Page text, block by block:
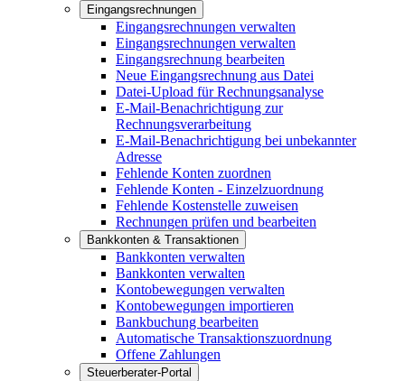
Eingangsrechnungen
Eingangsrechnungen verwalten
Eingangsrechnungen verwalten
Eingangsrechnung bearbeiten
Neue Eingangsrechnung aus Datei
Datei-Upload für Rechnungsanalyse
E-Mail-Benachrichtigung zur
Rechnungsverarbeitung
E-Mail-Benachrichtigung bei unbekannter
Adresse
Fehlende Konten zuordnen
Fehlende Konten - Einzelzuordnung
Fehlende Kostenstelle zuweisen
Rechnungen prüfen und bearbeiten
Bankkonten & Transaktionen
Bankkonten verwalten
Bankkonten verwalten
Kontobewegungen verwalten
Kontobewegungen importieren
Bankbuchung bearbeiten
Automatische Transaktionszuordnung
Offene Zahlungen
Steuerberater-Portal